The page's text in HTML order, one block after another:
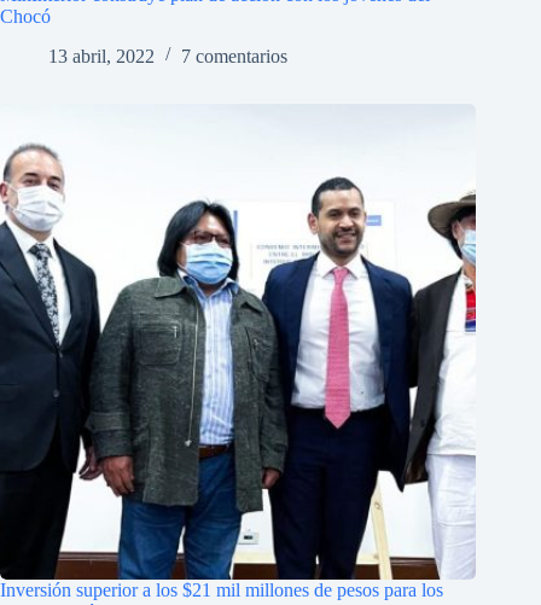
Chocó
13 abril, 2022
7 comentarios
Inversión superior a los $21 mil millones de pesos para los